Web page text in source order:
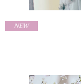
NEW